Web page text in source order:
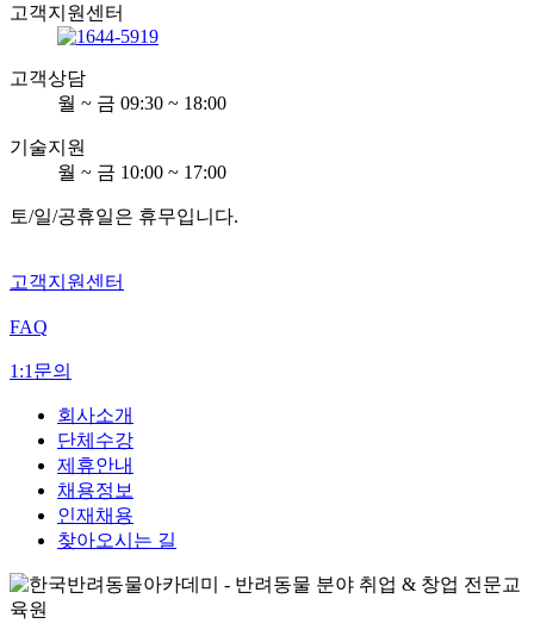
고객지원센터
고객상담
월 ~ 금 09:30 ~ 18:00
기술지원
월 ~ 금 10:00 ~ 17:00
토/일/공휴일은 휴무입니다.
고객지원센터
FAQ
1:1문의
회사소개
단체수강
제휴안내
채용정보
인재채용
찾아오시는 길